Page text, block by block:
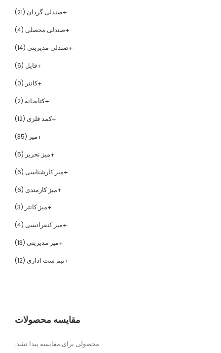
صندلی گردان (21)
صندلی محصلی (4)
صندلی مدیریتی (14)
فایل (6)
کانتر (0)
کتابخانه (2)
کمد فلزی (12)
میز (35)
میز تحریر (5)
میز کارشناسی (6)
میز کارمندی (6)
میز کانتر (3)
میز کنفرانسی (4)
میز مدیریتی (13)
نیم ست اداری (12)
مقایسه محصولات
محصولی برای مقایسه پیدا نشد.